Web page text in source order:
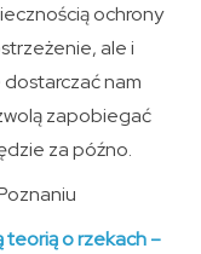
ochrony
ale i
nam
zapobiegać
za późno.
teorią o rzekach –